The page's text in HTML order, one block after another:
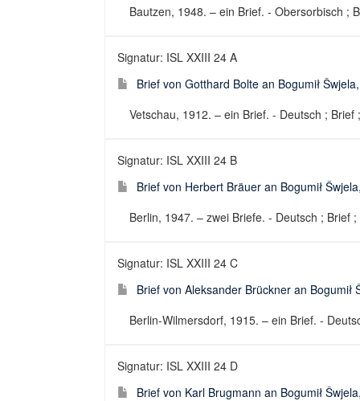
Bautzen, 1948. – ein Brief. - Obersorbisch ;
Signatur: ISL XXIII 24 A
Brief von Gotthard Bolte an Bogumił
Vetschau, 1912. – ein Brief. - Deutsch ; Brief
Signatur: ISL XXIII 24 B
Brief von Herbert Bräuer an Bogumił
Berlin, 1947. – zwei Briefe. - Deutsch ; Brief
Signatur: ISL XXIII 24 C
Brief von Aleksander Brückner an Bogumił
Berlin-Wilmersdorf, 1915. – ein Brief. -
Signatur: ISL XXIII 24 D
Brief von Karl Brugmann an Bogumił